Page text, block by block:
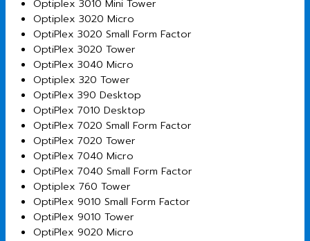
Optiplex 3010 Mini Tower
Optiplex 3020 Micro
OptiPlex 3020 Small Form Factor
OptiPlex 3020 Tower
OptiPlex 3040 Micro
Optiplex 320 Tower
OptiPlex 390 Desktop
OptiPlex 7010 Desktop
OptiPlex 7020 Small Form Factor
OptiPlex 7020 Tower
OptiPlex 7040 Micro
OptiPlex 7040 Small Form Factor
Optiplex 760 Tower
OptiPlex 9010 Small Form Factor
OptiPlex 9010 Tower
OptiPlex 9020 Micro